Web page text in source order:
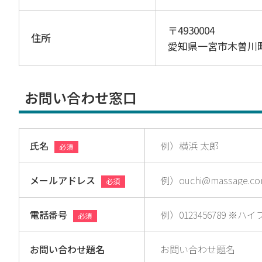
住所
〒4930004
愛知県一宮市木曽川
お問い合わせ窓口
氏名 必須
メールアドレス 必須
電話番号 必須
お問い合わせ題名